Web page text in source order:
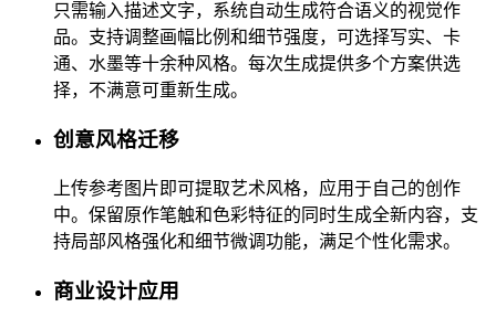
只需输入描述文字，系统自动生成符合语义的视觉作
品。支持调整画幅比例和细节强度，可选择写实、卡
通、水墨等十余种风格。每次生成提供多个方案供选
择，不满意可重新生成。
创意风格迁移
上传参考图片即可提取艺术风格，应用于自己的创作
中。保留原作笔触和色彩特征的同时生成全新内容，支
持局部风格强化和细节微调功能，满足个性化需求。
商业设计应用